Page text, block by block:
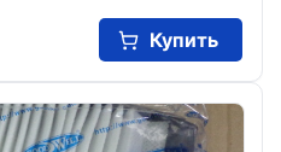
Купить